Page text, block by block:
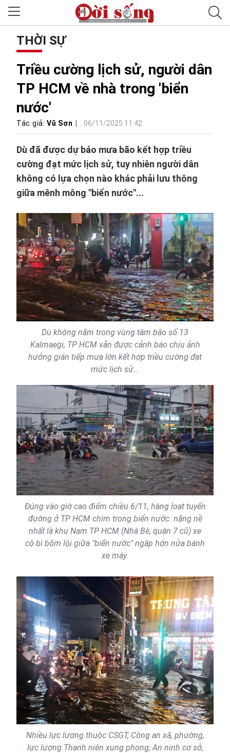
THỜI SỰ
Triều cường lịch sử, người dân
TP HCM về nhà trong 'biển
nước'
Tác giả:Vũ Sơn 06/11/2025 11:42
Dù đã được dự báo mưa bão kết hợp triều
cường đạt mức lịch sử, tuy nhiên người dân
không có lựa chọn nào khác phải lưu thông
giữa mênh mông "biển nước"...
Dù không nằm trong vùng tâm bão số 13
Kalmaegi, TP HCM vẫn được cảnh báo chịu ảnh
hưởng gián tiếp mưa lớn kết hợp triều cường đạt
mức lịch sử...
Đúng vào giờ cao điểm chiều 6/11, hàng loạt tuyến
đường ở TP HCM chìm trong biển nước. nặng nề
nhất là khu Nam TP HCM (Nhà Bè, quận 7 cũ) xe
cộ bì bõm lội giữa "biển nước" ngập hớn nửa bánh
xe máy.
Nhiều lực lượng thuộc CSGT, Công an xã, phường,
lực lượng Thanh niên xung phong, An ninh cơ sở,